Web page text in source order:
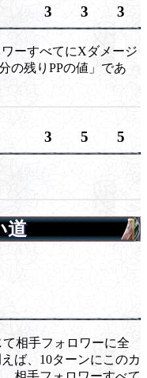
3 3 3
ーすべてにXダメージ
の残りPPの値」であ
3 5 5
道
相手フォロワーに全
ば、10ターンにこのカ